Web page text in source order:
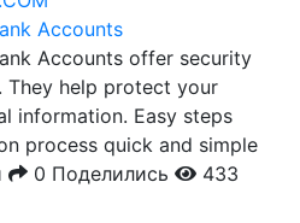
Accounts
Accounts offer security
They help protect your
information. Easy steps
process quick and simple
0 Поделились
433